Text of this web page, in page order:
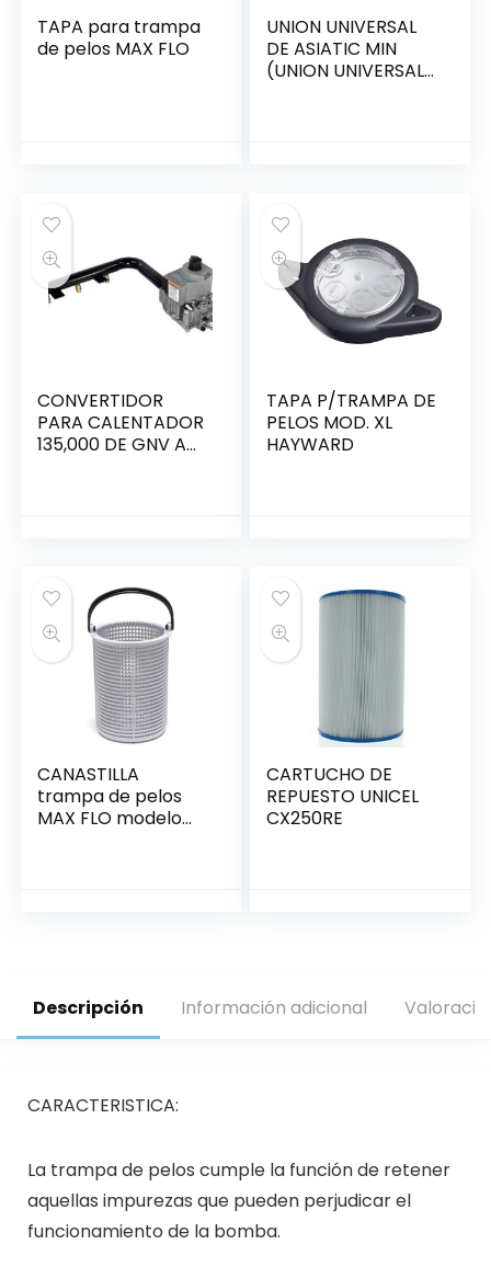
TAPA para trampa
de pelos MAX FLO
UNION UNIVERSAL
DE ASIATIC MIN
(UNION UNIVERSAL,
CONVERTIDOR
PARA CALENTADOR
135,000 DE GNV A
TAPA P/TRAMPA DE
PELOS MOD. XL
HAYWARD
CANASTILLA
trampa de pelos
MAX FLO modelo
CARTUCHO DE
REPUESTO UNICEL
CX250RE
Descripción Información adicional
CARACTERISTICA:
La trampa de pelos cumple la función de retener
aquellas impurezas que pueden perjudicar el
funcionamiento de la bomba.